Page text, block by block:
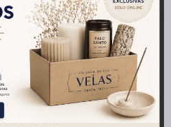
pueden interesar